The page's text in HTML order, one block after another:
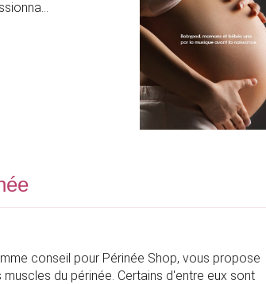
conseil pour Périnée Shop, vous propose
du périnée. Certains d'entre eux sont